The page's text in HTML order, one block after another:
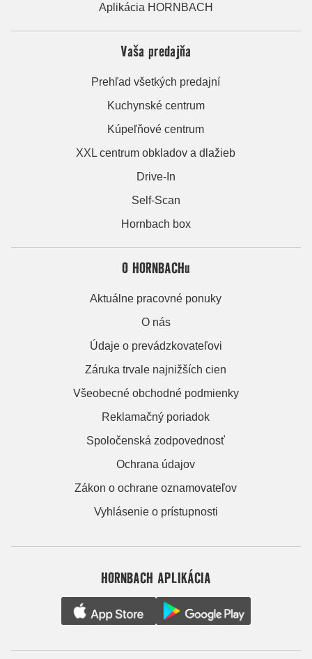
Aplikácia HORNBACH
Vaša predajňa
Prehľad všetkých predajní
Kuchynské centrum
Kúpeľňové centrum
XXL centrum obkladov a dlažieb
Drive-In
Self-Scan
Hornbach box
O HORNBACHu
Aktuálne pracovné ponuky
O nás
Údaje o prevádzkovateľovi
Záruka trvale najnižších cien
Všeobecné obchodné podmienky
Reklamačný poriadok
Spoločenská zodpovednosť
Ochrana údajov
Zákon o ochrane oznamovateľov
Vyhlásenie o prístupnosti
HORNBACH APLIKÁCIA